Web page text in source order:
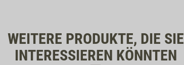
WEITERE PRODUKTE, DIE SIE
INTERESSIEREN KÖNNTEN